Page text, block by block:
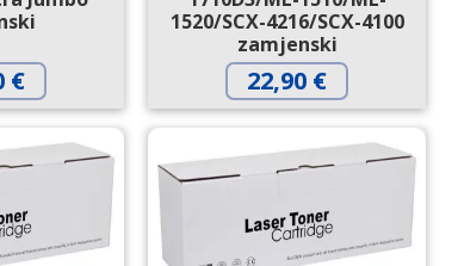
€
1520/SCX-4216/SCX-4100
zamjenski
22,90 €